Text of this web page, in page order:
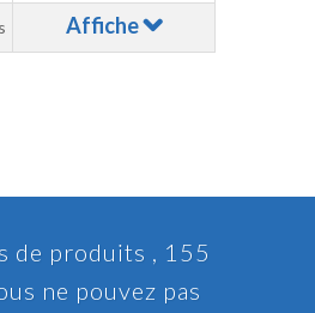
Affiche
de produits , 155
ne pouvez pas